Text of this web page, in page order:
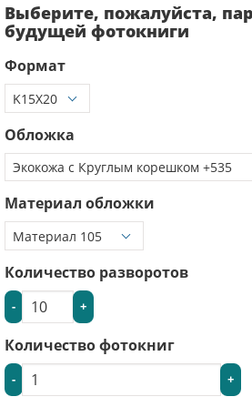
Выберите, пожалуйста,
будущей фотокниги
Формат
Обложка
Материал обложки
Количество разворотов
- +
Количество фотокниг
- +